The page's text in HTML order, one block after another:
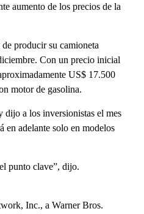
aumento de los precios de la
producir su camioneta
Con un precio inicial
US$ 17.500
motor de gasolina.
a los inversionistas el mes
en adelante solo en modelos
punto clave”, dijo.
Inc., a Warner Bros.